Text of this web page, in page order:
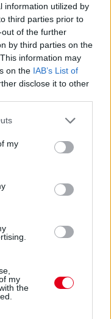
information utilized by
third parties prior to
of the further
by third parties on the
information may
on the IAB’s List of
disclose it to other
one or more Google
You may click to
third-party tags to
in below Google
my
my
the
cserélni, de megint
az bizony továbbra
Vajon most sima
ki, hivatalosan nem
nek még két-két